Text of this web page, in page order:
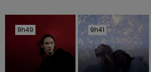
9h49
9h49 9h41
9h41